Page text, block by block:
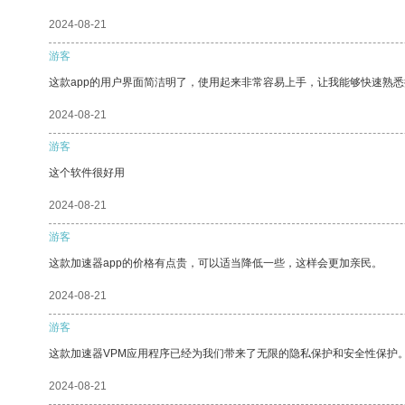
2024-08-21
游客
这款app的用户界面简洁明了，使用起来非常容易上手，让我能够快速熟悉
2024-08-21
游客
这个软件很好用
2024-08-21
游客
这款加速器app的价格有点贵，可以适当降低一些，这样会更加亲民。
2024-08-21
游客
这款加速器VPM应用程序已经为我们带来了无限的隐私保护和安全性保护。
2024-08-21